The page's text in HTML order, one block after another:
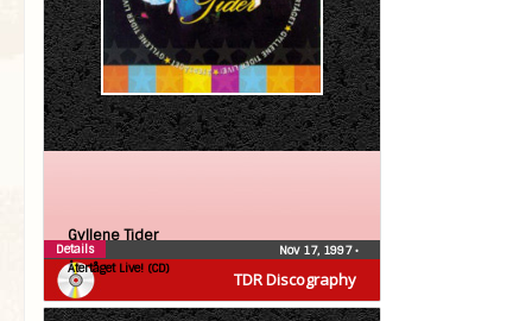
TDR Discography
Gyllene Tider
Återtåget Live! (CD)
Nov 17, 1997•
Details